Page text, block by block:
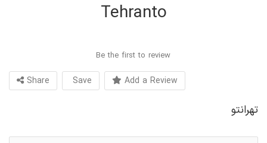
Tehranto
Be the first to review
Share Save Add a Review
تهرانتو